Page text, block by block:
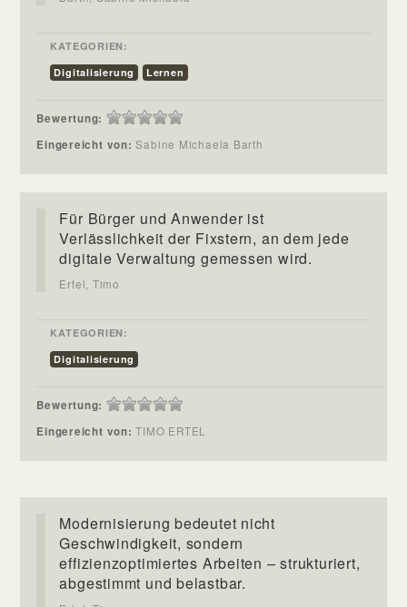
KATEGORIEN:
Digitalisierung
Lernen
Bewertung:
Eingereicht von:Sabine Michaela Barth
Für Bürger und Anwender ist
Verlässlichkeit der Fixstern, an dem jede
digitale Verwaltung gemessen wird.
Ertel, Timo
KATEGORIEN:
Digitalisierung
Bewertung:
Eingereicht von:TIMO ERTEL
Modernisierung bedeutet nicht
Geschwindigkeit, sondern
effizienzoptimiertes Arbeiten – strukturiert,
abgestimmt und belastbar.